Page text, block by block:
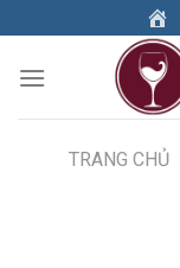
to
content
TRANG CHỦ